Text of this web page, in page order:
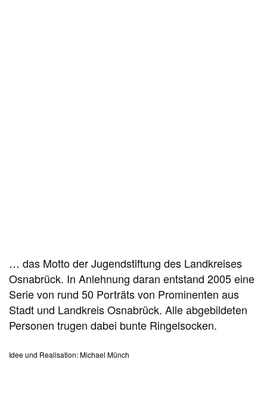
… das Motto der Jugendstiftung des Landkreises
Osnabrück. In Anlehnung daran entstand 2005 eine
Serie von rund 50 Porträts von Prominenten aus
Stadt und Landkreis Osnabrück. Alle abgebildeten
Personen trugen dabei bunte Ringelsocken.
Idee und Realisation: Michael Münch